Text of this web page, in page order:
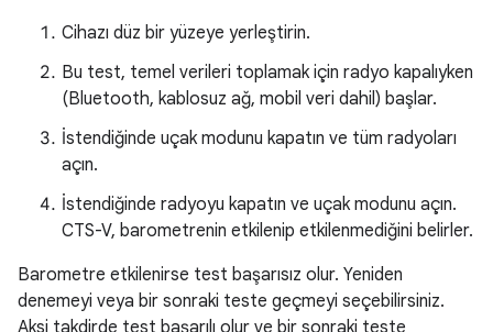
Cihazı düz bir yüzeye yerleştirin.
Bu test, temel verileri toplamak için radyo kapalıyken
(Bluetooth, kablosuz ağ, mobil veri dahil) başlar.
İstendiğinde uçak modunu kapatın ve tüm radyoları
açın.
İstendiğinde radyoyu kapatın ve uçak modunu açın.
CTS-V, barometrenin etkilenip etkilenmediğini belirler.
Barometre etkilenirse test başarısız olur. Yeniden
denemeyi veya bir sonraki teste geçmeyi seçebilirsiniz.
Aksi takdirde test başarılı olur ve bir sonraki teste